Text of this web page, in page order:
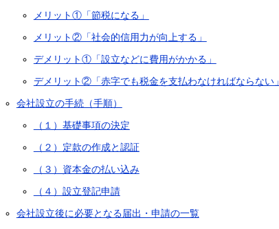
メリット①「節税になる」
メリット②「社会的信用力が向上する」
デメリット①「設立などに費用がかかる」
デメリット②「赤字でも税金を支払わなければならない」
会社設立の手続（手順）
（１）基礎事項の決定
（２）定款の作成と認証
（３）資本金の払い込み
（４）設立登記申請
会社設立後に必要となる届出・申請の一覧